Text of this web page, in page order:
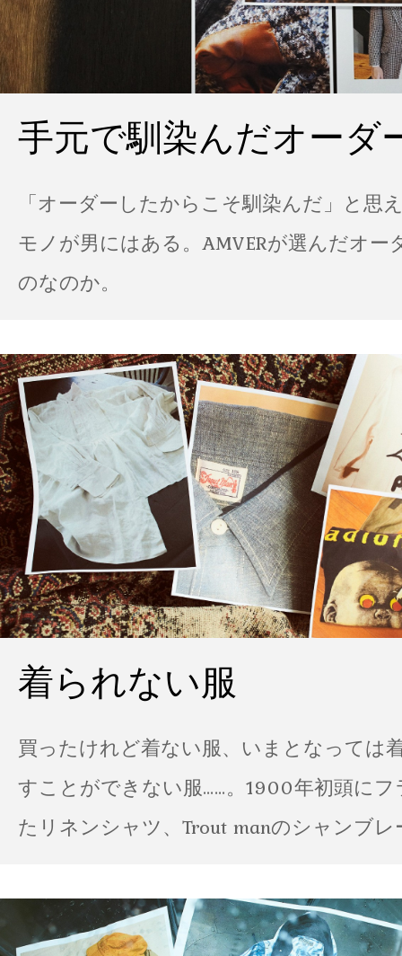
手元で馴染んだオーダ
「オーダーしたからこそ馴染んだ」と思
モノが男にはある。AMVERが選んだオー
のなのか。
着られない服
買ったけれど着ない服、いまとなっては
すことができない服……。1900年初頭に
たリネンシャツ、Trout manのシャンブ